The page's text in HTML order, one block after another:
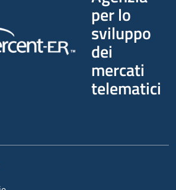
per lo
sviluppo
dei
mercati
telematici